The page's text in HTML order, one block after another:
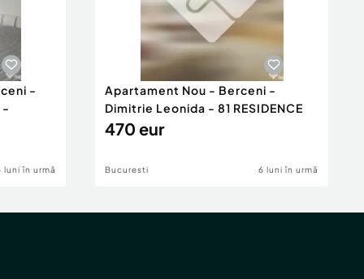
-
-
luni în urmă
Apartament Nou - Berceni -
Dimitrie Leonida - 81 RESIDENCE
470 eur
Bucuresti 6 luni în urmă